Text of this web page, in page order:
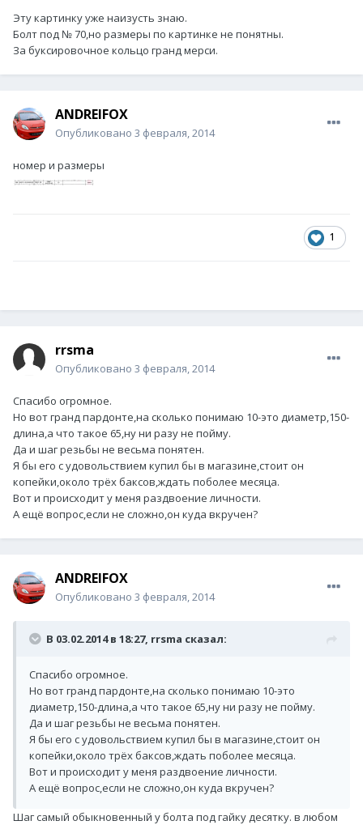
Эту картинку уже наизусть знаю.
Болт под № 70,но размеры по картинке не понятны.
За буксировочное кольцо гранд мерси.
ANDREIFOX
Опубликовано 3 февраля, 2014
номер и размеры
1
rrsma
Опубликовано 3 февраля, 2014
Спасибо огромное.
Но вот гранд пардонте,на сколько понимаю 10-это диаметр,150-
длина,а что такое 65,ну ни разу не пойму.
Да и шаг резьбы не весьма понятен.
Я бы его с удовольствием купил бы в магазине,стоит он
копейки,около трёх баксов,ждать поболее месяца.
Вот и происходит у меня раздвоение личности.
А ещё вопрос,если не сложно,он куда вкручен?
ANDREIFOX
Опубликовано 3 февраля, 2014
В 03.02.2014 в 18:27, rrsma сказал:
Спасибо огромное.
Но вот гранд пардонте,на сколько понимаю 10-это
диаметр,150-длина,а что такое 65,ну ни разу не пойму.
Да и шаг резьбы не весьма понятен.
Я бы его с удовольствием купил бы в магазине,стоит он
копейки,около трёх баксов,ждать поболее месяца.
Вот и происходит у меня раздвоение личности.
А ещё вопрос,если не сложно,он куда вкручен?
Шаг самый обыкновенный у болта под гайку десятку. в любом